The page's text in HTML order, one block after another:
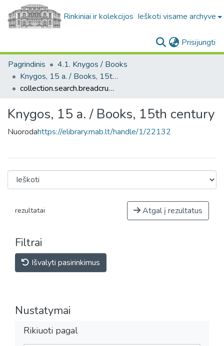
Rinkiniai ir kolekcijos Ieškoti visame archyve
Prisijungti
Pagrindinis
4.1. Knygos / Books
Knygos, 15 a. / Books, 15th century
collection.search.breadcrumbs
Knygos, 15 a. / Books, 15th century
Nuorodahttps://elibrary.mab.lt/handle/1/22132
rezultatai Atgal į rezultatus
Filtrai
Išvalyti pasirinkimus
Nustatymai
Rikiuoti pagal